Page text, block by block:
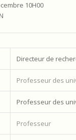
10H00
Directeur de
Professeur des
Professeur des
Professeur